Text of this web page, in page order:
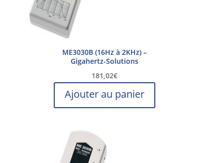
ME3030B (16Hz à 2KHz) –
Gigahertz-Solutions
181,02€
Ajouter au panier